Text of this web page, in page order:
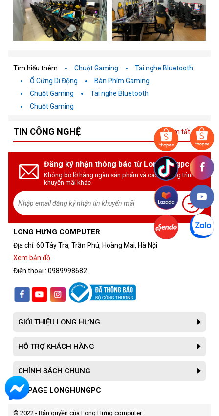
Tìm hiểu thêm Chuột Gaming
Tai nghe Bluetooth
Ổ Cứng Di Động
Bàn Phím Gaming
Chuột Gaming
Tai nghe Bluetooth
Chuột Gaming
TIN CÔNG NGHỆ Xem tất cả
Đăng ký nhận thông báo từ Longhungpc.vn
Không bỏ lỡ hàng ngàn sản phẩm và các chương trình
khuyến mãi khác
LONG HƯNG COMPUTER
Địa chỉ: 60 Tây Trà, Trần Phú, Hoàng Mai, Hà Nội
Xem bản đồ
Điện thoại : 0989998682
GIỚI THIỆU LONG HƯNG
HỖ TRỢ KHÁCH HÀNG
CHÍNH SÁCH CHUNG
FANPAGE LONGHUNGPC
© 2022 - Bản quyền của Long Hưng computer